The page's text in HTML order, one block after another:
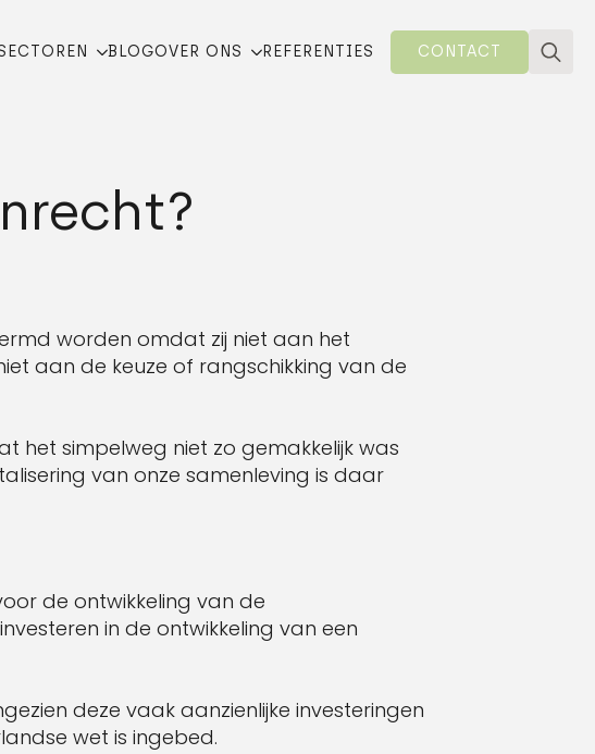
BLOGOVER ONS REFERENTIES CONTACT
worden omdat zij niet aan het
aan de keuze of rangschikking van de
simpelweg niet zo gemakkelijk was
van onze samenleving is daar
de ontwikkeling van de
in de ontwikkeling van een
deze vaak aanzienlijke investeringen
wet is ingebed.